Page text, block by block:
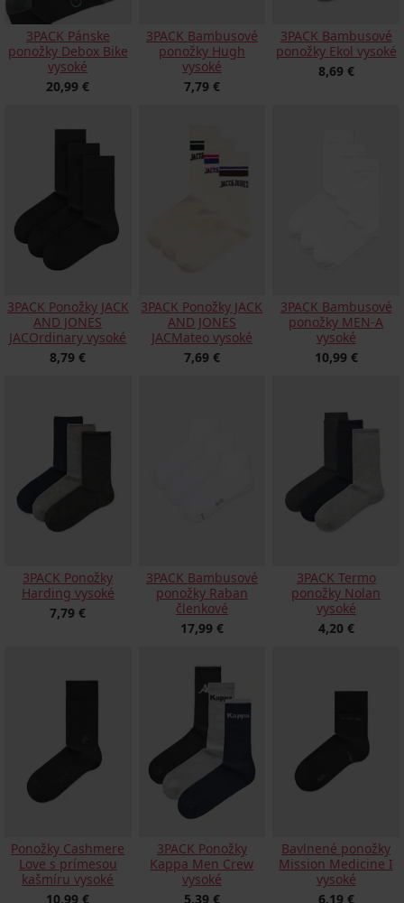
3PACK Pánske
ponožky Debox Bike
vysoké
20,99 €
3PACK Bambusové
ponožky Hugh
vysoké
7,79 €
3PACK Bambusové
ponožky Ekol vysoké
8,69 €
3PACK Ponožky JACK
AND JONES
JACOrdinary vysoké
8,79 €
3PACK Ponožky JACK
AND JONES
JACMateo vysoké
7,69 €
3PACK Bambusové
ponožky MEN-A
vysoké
10,99 €
3PACK Ponožky
Harding vysoké
7,79 €
3PACK Bambusové
ponožky Raban
členkové
17,99 €
3PACK Termo
ponožky Nolan
vysoké
4,20 €
Ponožky Cashmere
Love s prímesou
kašmíru vysoké
10,99 €
3PACK Ponožky
Kappa Men Crew
vysoké
5,39 €
Bavlnené ponožky
Mission Medicine I
vysoké
6,19 €